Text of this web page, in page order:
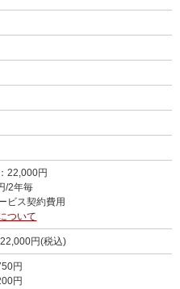
22,000円
/2年毎
ビス契約費用
ついて
円(税込)
円
円